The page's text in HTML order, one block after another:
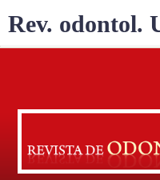
Rev. odontol.